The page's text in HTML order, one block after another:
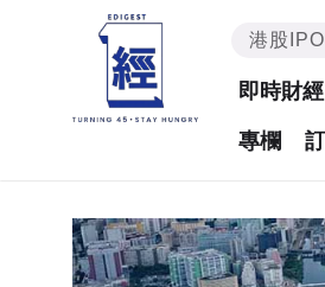
港股IPO
即時財經
專欄